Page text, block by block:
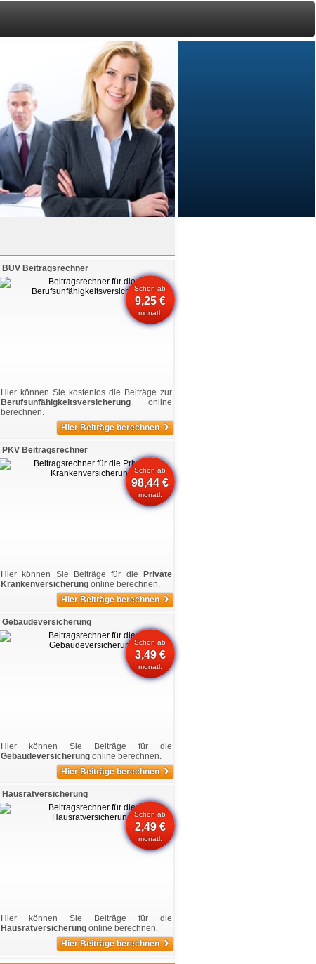
BUV Beitragsrechner
Schon ab
9,25 €
monatl.
Hier können Sie kostenlos die Beiträge zur
Berufsunfähigkeitsversicherungonline
berechnen.
Hier Beiträge berechnen ›
PKV Beitragsrechner
Schon ab
98,44 €
monatl.
Hier können Sie Beiträge für die
Private
Krankenversicherungonline berechnen.
Hier Beiträge berechnen ›
Gebäudeversicherung
Schon ab
3,49 €
monatl.
Hier können Sie Beiträge für die
Gebäudeversicherungonline berechnen.
Hier Beiträge berechnen ›
Hausratversicherung
Schon ab
2,49 €
monatl.
Hier können Sie Beiträge für die
Hausratversicherungonline berechnen.
Hier Beiträge berechnen ›